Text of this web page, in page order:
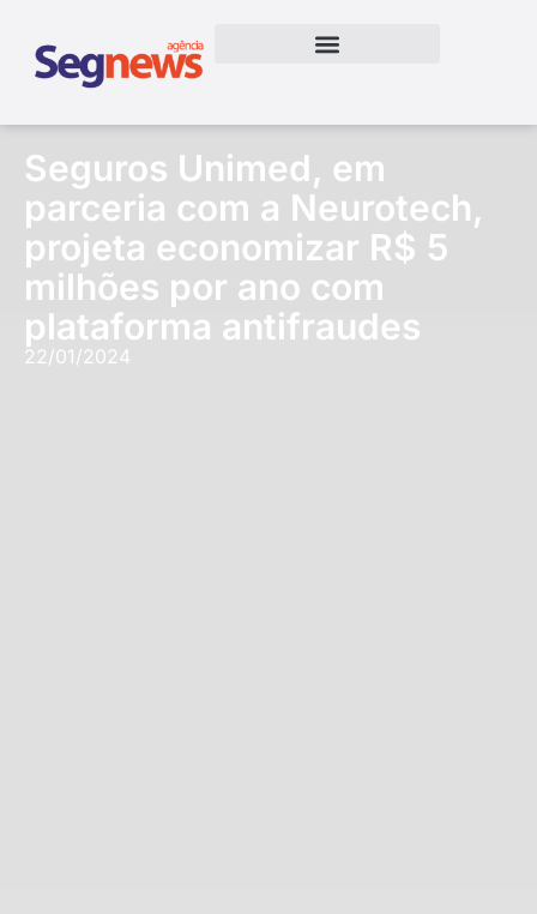
Seguros Unimed, em
parceria com a Neurotech,
projeta economizar R$ 5
milhões por ano com
plataforma antifraudes
22/01/2024